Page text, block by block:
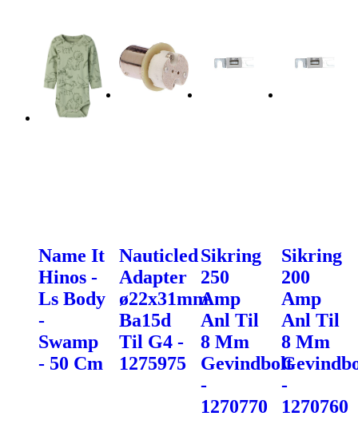
Name It
Hinos -
Ls Body
-
Swamp
- 50 Cm
Nauticled
Adapter
ø22x31mm
Ba15d
Til G4 -
1275975
Sikring
250
Amp
Anl Til
8 Mm
Gevindbolt
-
1270770
Sikring
200
Amp
Anl Til
8 Mm
-
1270760